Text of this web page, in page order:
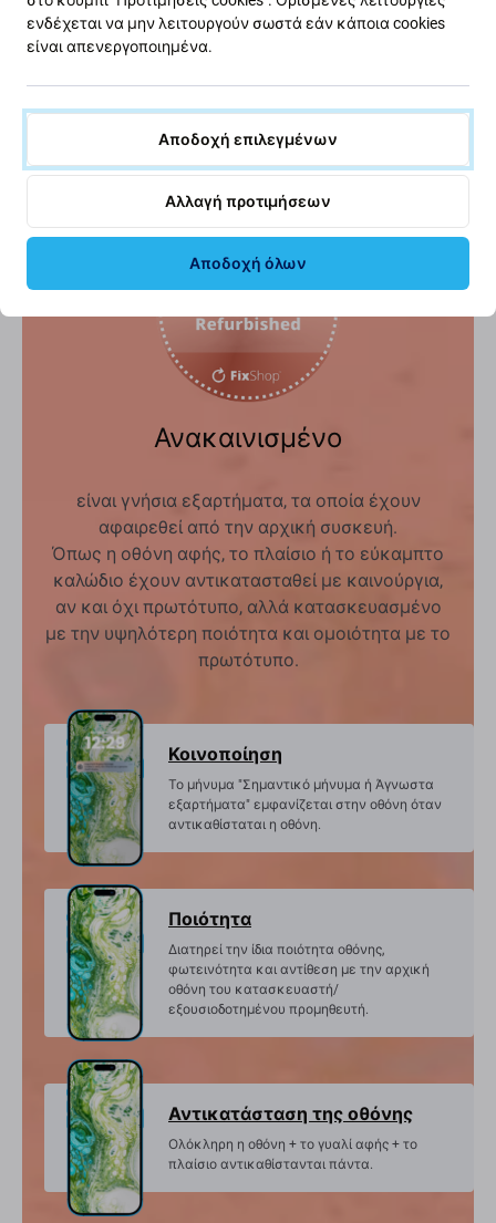
Το Face ID παραμένει
ανεπηρέαστο.
Κοινοποίηση
Ανακαινισμένο
είναι γνήσια εξαρτήματα, τα οποία έχουν
αφαιρεθεί από την αρχική συσκευή.
Όπως η οθόνη αφής, το πλαίσιο ή το εύκαμπτο
καλώδιο έχουν αντικατασταθεί με καινούργια,
αν και όχι πρωτότυπο, αλλά κατασκευασμένο
με την υψηλότερη ποιότητα και ομοιότητα με το
πρωτότυπο.
Κοινοποίηση
Το μήνυμα "Σημαντικό μήνυμα ή Άγνωστα
εξαρτήματα" εμφανίζεται στην οθόνη όταν
αντικαθίσταται η οθόνη.
Ποιότητα
Διατηρεί την ίδια ποιότητα οθόνης,
φωτεινότητα και αντίθεση με την αρχική
οθόνη του κατασκευαστή/
εξουσιοδοτημένου προμηθευτή.
Αντικατάσταση της οθόνης
Ολόκληρη η οθόνη + το γυαλί αφής + το
πλαίσιο αντικαθίστανται πάντα.
ενδέχεται να μην λειτουργούν σωστά εάν κάποια cookies
είναι απενεργοποιημένα.
Αποδοχή επιλεγμένων
Αλλαγή προτιμήσεων
Αποδοχή όλων